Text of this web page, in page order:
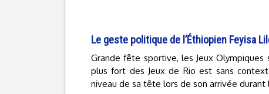
Le geste politique de l’Éthiopien Feyisa
Grande fête sportive, les Jeux
plus fort des Jeux de Rio est sans
niveau de sa tête lors de son arrivée durant